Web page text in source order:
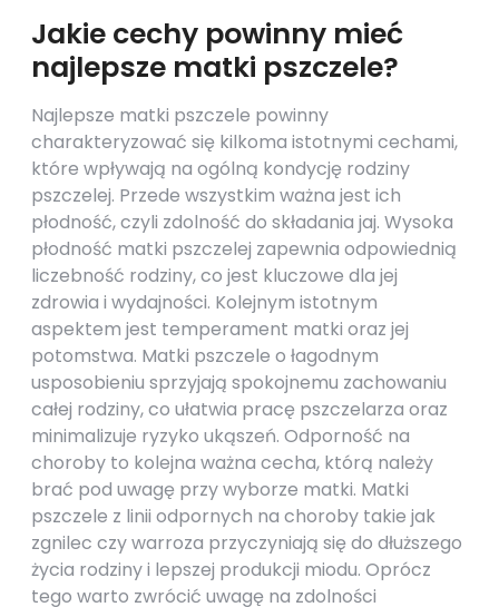
Jakie cechy powinny mieć
najlepsze matki pszczele?
Najlepsze matki pszczele powinny
charakteryzować się kilkoma istotnymi cechami,
które wpływają na ogólną kondycję rodziny
pszczelej. Przede wszystkim ważna jest ich
płodność, czyli zdolność do składania jaj. Wysoka
płodność matki pszczelej zapewnia odpowiednią
liczebność rodziny, co jest kluczowe dla jej
zdrowia i wydajności. Kolejnym istotnym
aspektem jest temperament matki oraz jej
potomstwa. Matki pszczele o łagodnym
usposobieniu sprzyjają spokojnemu zachowaniu
całej rodziny, co ułatwia pracę pszczelarza oraz
minimalizuje ryzyko ukąszeń. Odporność na
choroby to kolejna ważna cecha, którą należy
brać pod uwagę przy wyborze matki. Matki
pszczele z linii odpornych na choroby takie jak
zgnilec czy warroza przyczyniają się do dłuższego
życia rodziny i lepszej produkcji miodu. Oprócz
tego warto zwrócić uwagę na zdolności